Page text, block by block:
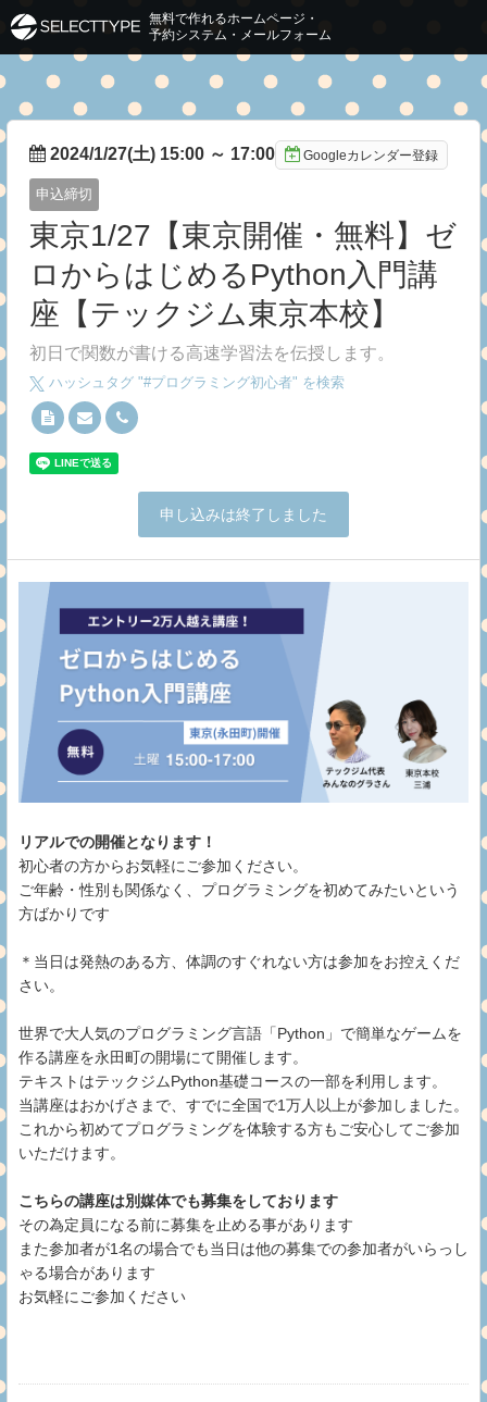
2024/1/27(土) 15:00 ～ 17:00 Googleカレンダー登録
申込締切
東京1/27【東京開催・無料】ゼ
ロからはじめるPython入門講
座【テックジム東京本校】
初日で関数が書ける高速学習法を伝授します。
ハッシュタグ "#プログラミング初心者" を検索
申し込みは終了しました
リアルでの開催となります！
初心者の方からお気軽にご参加ください。
ご年齢・性別も関係なく、プログラミングを初めてみたいという
方ばかりです
＊当日は発熱のある方、体調のすぐれない方は参加をお控えくだ
さい。
世界で大人気のプログラミング言語「Python」で簡単なゲームを
作る講座を永田町の開場にて開催します。
テキストはテックジムPython基礎コースの一部を利用します。
当講座はおかげさまで、すでに全国で1万人以上が参加しました。
これから初めてプログラミングを体験する方もご安心してご参加
いただけます。
こちらの講座は別媒体でも募集をしております
その為定員になる前に募集を止める事があります
また参加者が1名の場合でも当日は他の募集での参加者がいらっし
ゃる場合があります
お気軽にご参加ください
無料で作れるホームページ・
予約システム・メールフォーム